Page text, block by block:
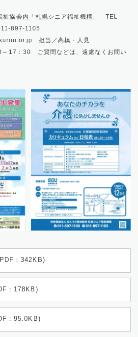
祉協会内「札幌シニア福祉機構」 TEL
897-1105
担当／高橋・人見
～17：30 ご質問などは、遠慮なくお問い
：342KB)
：178KB)
：95.0KB)